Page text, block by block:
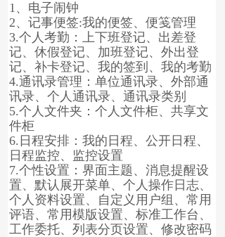
1、电子闹钟
2、记事便签:我的便签、便笺管理
3.个人考勤：上下班登记、出差登
记、休假登记、加班登记、外出登
记、补卡登记、我的签到、我的考勤
4.通讯录管理：单位通讯录、外部通
讯录、个人通讯录、通讯录类别
5.个人文件夹：个人文件柜、共享文
件柜
6.日程安排：我的日程、公开日程、
日程监控、监控设置
7.个性设置：界面主题、消息提醒设
置、默认展开菜单、个人操作日志、
个人资料设置、自定义用户组、常用
评语、常用模版设置、标准工作台、
工作委托、列表分页设置、修改密码